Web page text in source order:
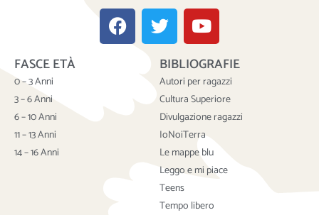
F
a
c
T
w
i
t
t
e
r
Y
o
u
t
u
b
e
FASCE ETÀ
0 – 3 Anni
3 – 6 Anni
6 – 10 Anni
11 – 13 Anni
14 – 16 Anni
BIBLIOGRAFIE
Autori per ragazzi
Cultura Superiore
Divulgazione ragazzi
IoNoiTerra
Le mappe blu
Leggo e mi piace
Teens
Tempo libero